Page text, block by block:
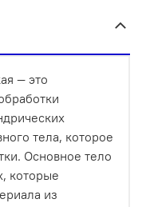
— это
тела, которое
Основное тело
которые
из